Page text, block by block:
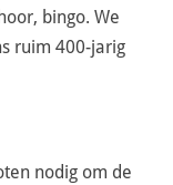
bingo. We
ruim 400-jarig
nodig om de